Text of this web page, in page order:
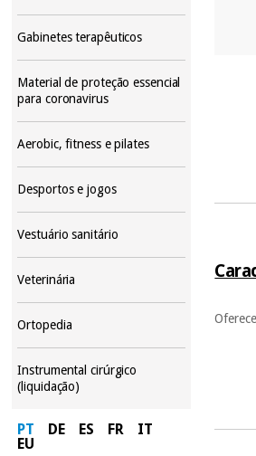
Gabinetes terapêuticos
Material de proteção essencial
para coronavirus
Aerobic, fitness e pilates
Desportos e jogos
Vestuário sanitário
Veterinária
Ortopedia
Instrumental cirúrgico
(liquidação)
PT DE ES FR
IT
EU